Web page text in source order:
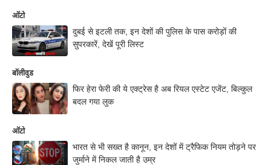
ऑटो
दुबई से इटली तक, इन देशों की पुलिस के पास करोड़ों की
सुपरकारें, देखें पूरी लिस्ट
बॉलीवुड
फिर हेरा फेरी की ये एक्ट्रेस है अब रियल एस्टेट एजेंट, बिल्कुल
बदल गया लुक
ऑटो
भारत से भी सख्त है कानून, इन देशों में ट्रैफिक नियम तोड़ने पर
जुर्माने में निकल जाती है उम्र